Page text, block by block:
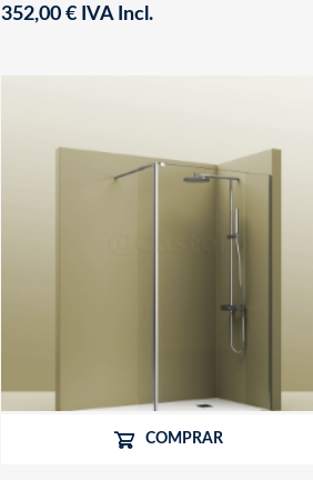
352,00 € IVA Incl.
COMPRAR